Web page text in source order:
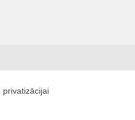
privatizācijai